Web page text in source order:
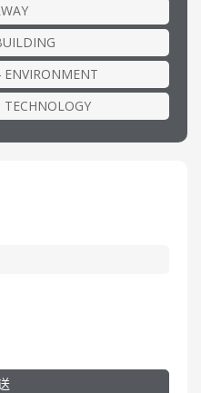
ENVIRONMENT